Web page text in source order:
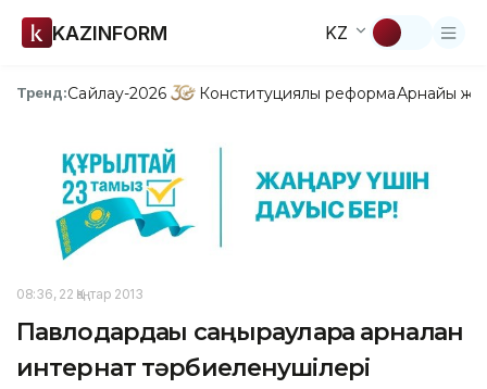
KAZINFORM KZ
Тренд:Сайлау-2026 Конституциялық реформаАрнайы
08:36, 22 Қаңтар 2013
Павлодардағы саңырауларға арналған
интернат тәрбиеленушілері